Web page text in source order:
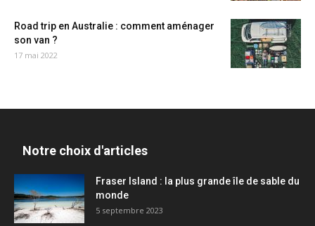
Road trip en Australie : comment aménager
son van ?
17 mai 2022
Notre choix d'articles
Fraser Island : la plus grande île de sable du
monde
5 septembre 2023